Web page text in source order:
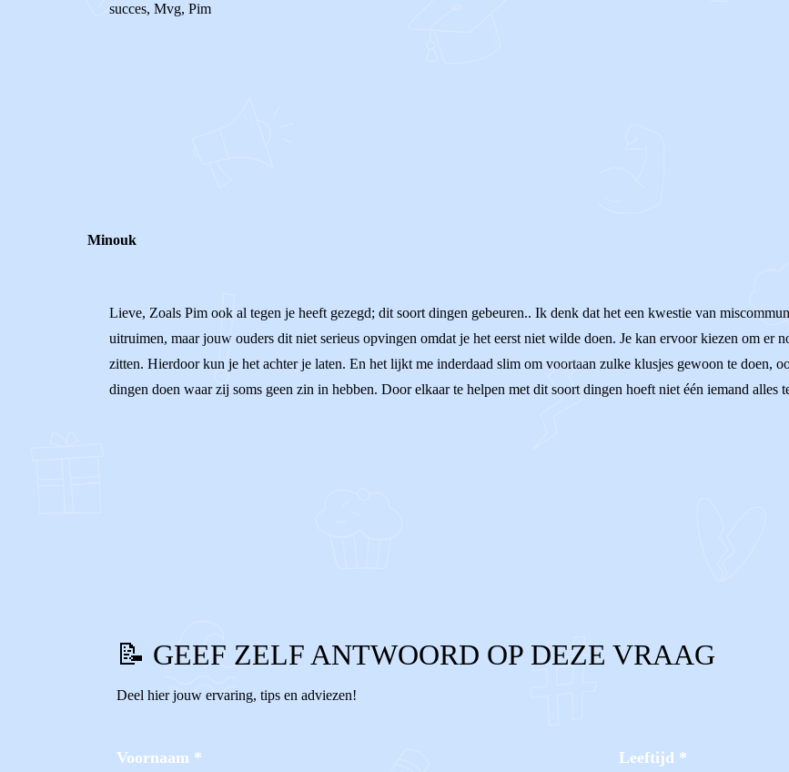
succes, Mvg, Pim
Minouk
Lieve, Zoals Pim ook al tegen je heeft gezegd; dit soort dingen gebeuren.. Ik denk dat het een kwestie van
uitruimen, maar jouw ouders dit niet serieus opvingen omdat je het eerst niet wilde doen. Je kan ervoor kiezen om er
zitten. Hierdoor kun je het achter je laten. En het lijkt me inderdaad slim om voortaan zulke klusjes gewoon te doen,
dingen doen waar zij soms geen zin in hebben. Door elkaar te helpen met dit soort dingen hoeft niet één iemand
📝 GEEF ZELF ANTWOORD OP DEZE VRAAG
Deel hier jouw ervaring, tips en adviezen!
Voornaam * Leeftijd *